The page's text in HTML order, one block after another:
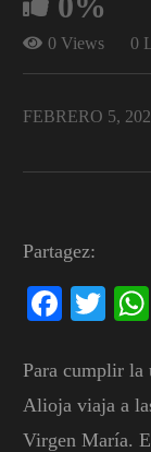
0 Views 0
FEBRERO 5,
Partagez:
Para cumplir la
Alioja viaja a
Virgen María.